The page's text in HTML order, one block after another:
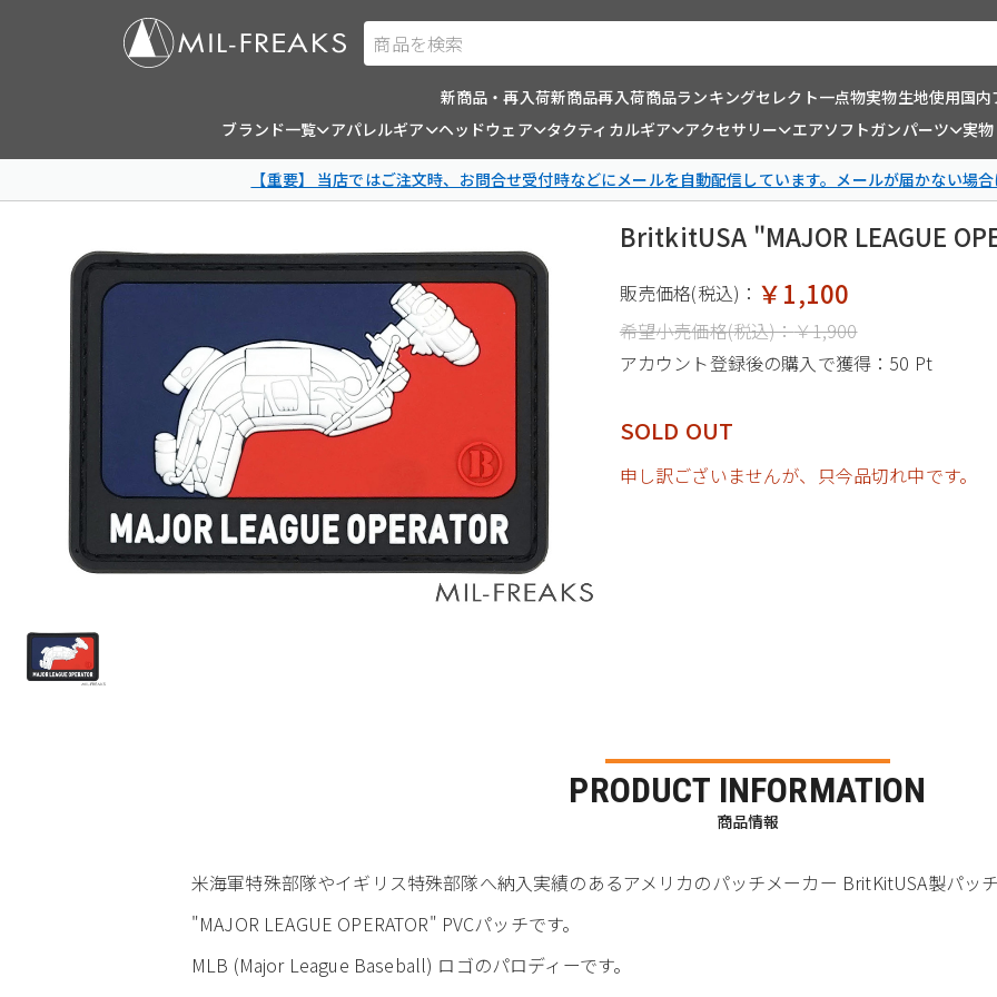
商品を検索
新商品・再入荷新商品再入荷商品ランキングセレクト一点物実物生地使用国内
ブランド一覧
アパレルギア ヘッドウェア タクティカルギア アクセサリー エアソフトガンパーツ 実
【重要】 当店ではご注文時、お問合せ受付時などにメールを自動配信しています。メールが届かない場
BritkitUSA "MAJOR LEAGUE
販売価格(税込)： ￥1,100
希望小売価格(税込)：￥1,900
アカウント登録後の購入で獲得： 50 Pt
SOLD OUT
申し訳ございませんが、只今品切れ中です。
PRODUCT INFORMATION
商品情報
米海軍特殊部隊やイギリス特殊部隊へ納入実績のあるアメリカのパッチメーカー BritKitUSA製パッ
"MAJOR LEAGUE OPERATOR" PVCパッチです。
MLB (Major League Baseball) ロゴのパロディーです。